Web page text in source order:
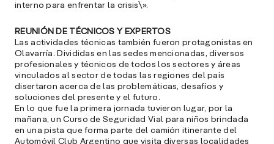
interno para enfrentar la crisis\».
REUNIÓN DE TÉCNICOS Y EXPERTOS
Las actividades técnicas también fueron protagonistas en
Olavarría. Divididas en las sedes mencionadas, diversos
profesionales y técnicos de todos los sectores y áreas
vinculados al sector de todas las regiones del país
disertaron acerca de las problemáticas, desafíos y
soluciones del presente y el futuro.
En lo que fue la primera jornada tuvieron lugar, por la
mañana, un Curso de Seguridad Vial para niños brindada
en una pista que forma parte del camión itinerante del
Automóvil Club Argentino que visita diversas localidades